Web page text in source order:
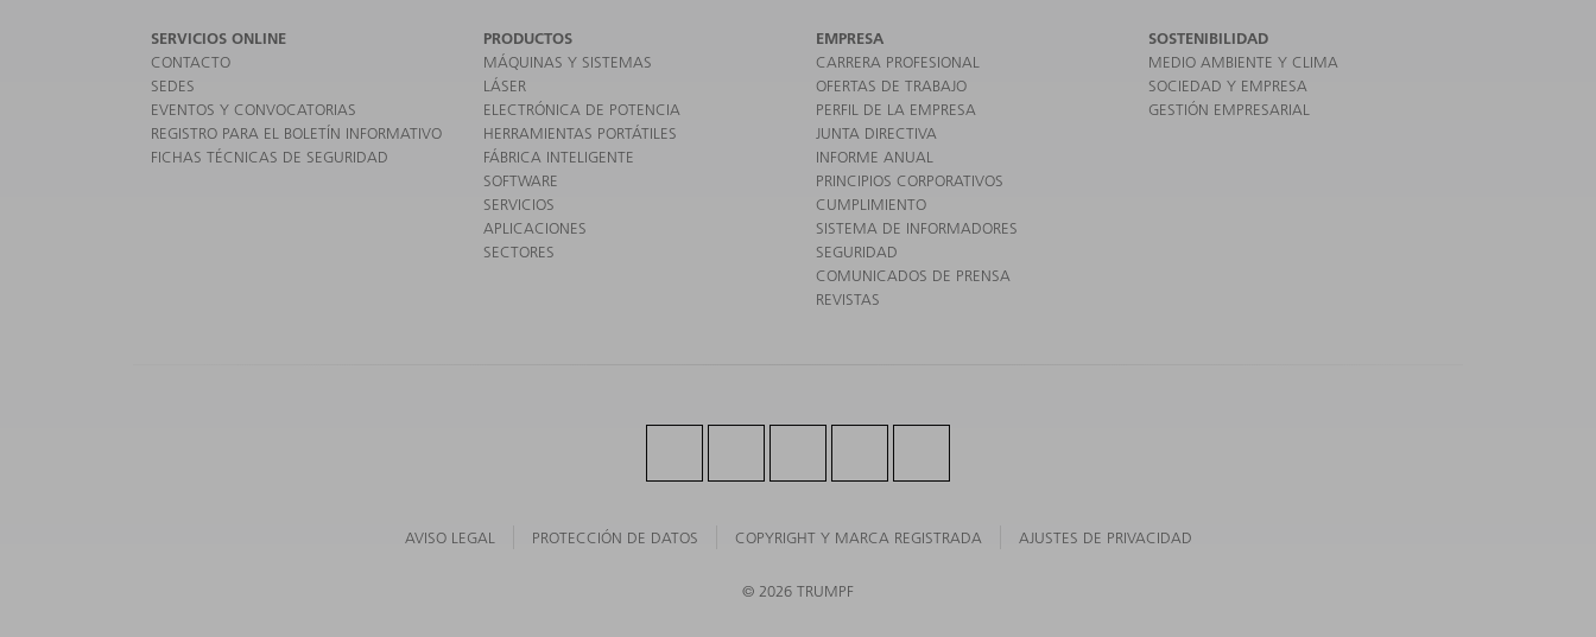
SERVICIOS ONLINE
CONTACTO
SEDES
EVENTOS Y CONVOCATORIAS
REGISTRO PARA EL BOLETÍN INFORMATIVO
FICHAS TÉCNICAS DE SEGURIDAD
PRODUCTOS
MÁQUINAS Y SISTEMAS
LÁSER
ELECTRÓNICA DE POTENCIA
HERRAMIENTAS PORTÁTILES
FÁBRICA INTELIGENTE
SOFTWARE
SERVICIOS
APLICACIONES
SECTORES
EMPRESA
CARRERA PROFESIONAL
OFERTAS DE TRABAJO
PERFIL DE LA EMPRESA
JUNTA DIRECTIVA
INFORME ANUAL
PRINCIPIOS CORPORATIVOS
CUMPLIMIENTO
SISTEMA DE INFORMADORES
SEGURIDAD
COMUNICADOS DE PRENSA
REVISTAS
SOSTENIBILIDAD
MEDIO AMBIENTE Y CLIMA
SOCIEDAD Y EMPRESA
GESTIÓN EMPRESARIAL
AVISO LEGAL PROTECCIÓN DE DATOS COPYRIGHT Y MARCA REGISTRADA AJUSTES DE PRIVACIDAD
© 2026 TRUMPF